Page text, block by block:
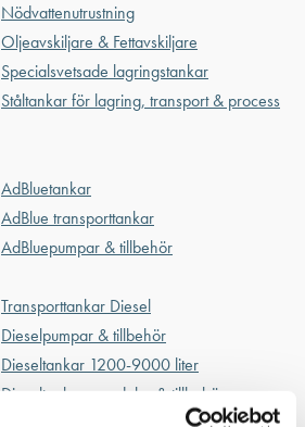
Nödvattenutrustning
Oljeavskiljare & Fettavskiljare
Specialsvetsade lagringstankar
Ståltankar för lagring, transport & process
AdBluetankar
AdBlue transporttankar
AdBluepumpar & tillbehör
Transporttankar Diesel
Dieselpumpar & tillbehör
Dieseltankar 1200-9000 liter
Dieseltank reservdelar & tillbehör